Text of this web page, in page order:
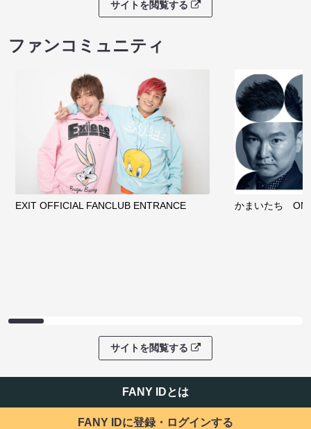
サイトを閲覧する
ファンコミュニティ
EXIT OFFICIAL FANCLUB ENTRANCE かまいたち
サイトを閲覧する
FANY IDとは
FANY IDに登録・ログインする